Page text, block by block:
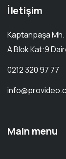
İletişim
Kaptanpaşa Mh.
A Blok Kat:9
0212 320 97 77
Main menu